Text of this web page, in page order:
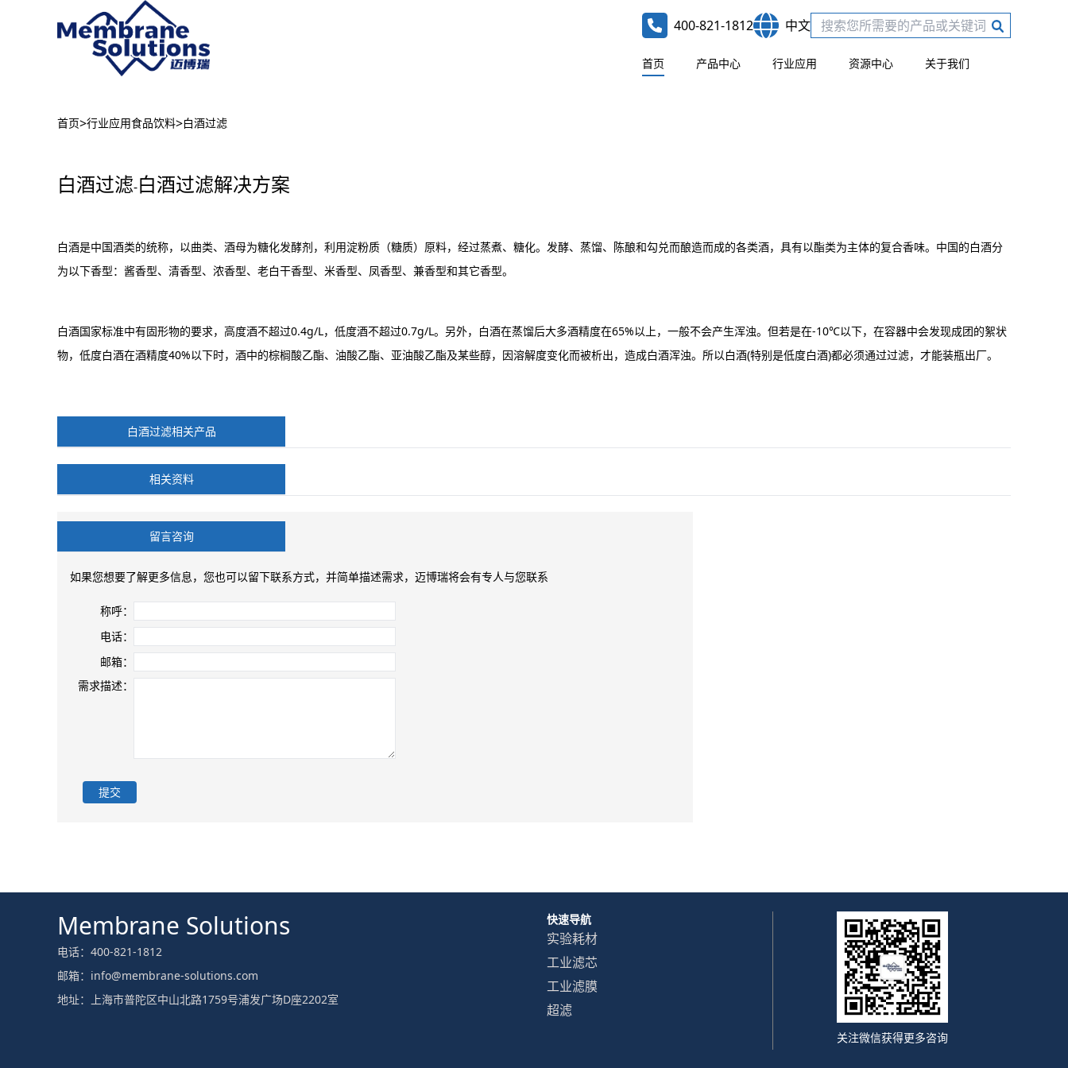
400-821-1812 中文
首页 产品中心 行业应用 资源中心 关于我们
首页>行业应用食品饮料>白酒过滤
白酒过滤-白酒过滤解决方案
白酒是中国酒类的统称，以曲类、酒母为糖化发酵剂，利用淀粉质（糖质）原料，经过蒸煮、糖化。发酵、蒸馏、陈酿和勾兑而酿造而成的各类酒，具有以酯类为主体的复合香味。中国的白酒分
为以下香型：酱香型、清香型、浓香型、老白干香型、米香型、凤香型、兼香型和其它香型。
白酒国家标准中有固形物的要求，高度酒不超过0.4g/L，低度酒不超过0.7g/L。另外，白酒在蒸馏后大多酒精度在65%以上，一般不会产生浑浊。但若是在-10℃以下，在容器中会发现成团的絮状
物，低度白酒在酒精度40%以下时，酒中的棕榈酸乙酯、油酸乙酯、亚油酸乙酯及某些醇，因溶解度变化而被析出，造成白酒浑浊。所以白酒(特别是低度白酒)都必须通过过滤，才能装瓶出厂。
白酒过滤相关产品
相关资料
留言咨询
如果您想要了解更多信息，您也可以留下联系方式，并简单描述需求，迈博瑞将会有专人与您联系
称呼：
电话：
邮箱：
需求描述：
提交
Membrane Solutions
电话：400-821-1812
邮箱：info@membrane-solutions.com
地址：上海市普陀区中山北路1759号浦发广场D座2202室
快速导航
实验耗材
工业滤芯
工业滤膜
超滤
关注微信获得更多咨询